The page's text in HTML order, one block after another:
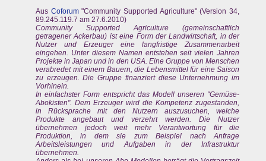
Aus Coforum"Community Supported Agriculture" (Version 34,
89.245.119.7 am 27.6.2010)
Community Supported Agriculture (gemeinschaftlich
getragener Ackerbau) ist eine Form der Landwirtschaft, in der
Nutzer und Erzeuger eine langfristige Zusammenarbeit
eingehen. Unter diesem Namen entstehen seit vielen Jahren
Projekte in Japan und in den USA. Eine Gruppe von Menschen
verabredet mit einem Bauern, die Lebensmittel für eine Saison
zu erzeugen. Die Gruppe finanziert diese Unternehmung im
Vorhinein.
In einfachster Form entspricht das Modell unseren "Gemüse-
Abokisten". Dem Erzeuger wird die Kompetenz zugestanden,
in Rücksprache mit den Nutzern auszusuchen, welche
Produkte angebaut und verzehrt werden. Die Nutzer
übernehmen jedoch weit mehr Verantwortung für die
Produktion, in dem sie zum Beispiel nach Anfrage
Arbeitsleistungen und Aufgaben in der Infrastruktur
übernehmen.